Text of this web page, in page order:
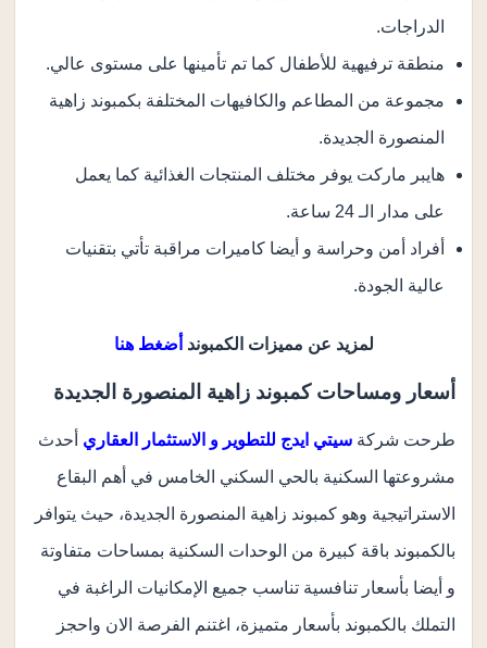
الدراجات.
منطقة ترفيهية للأطفال كما تم تأمينها على مستوى عالي.
مجموعة من المطاعم والكافيهات المختلفة بكمبوند زاهية
المنصورة الجديدة.
هايبر ماركت يوفر مختلف المنتجات الغذائية كما يعمل
على مدار الـ 24 ساعة.
أفراد أمن وحراسة و أيضا كاميرات مراقبة تأتي بتقنيات
عالية الجودة.
لمزيد عن مميزات الكمبوند أضغط هنا
أسعار ومساحات كمبوند زاهية المنصورة الجديدة
طرحت شركةسيتي ايدج للتطوير و الاستثمار العقاري أحدث
مشروعتها السكنية بالحي السكني الخامس في أهم البقاع
الاستراتيجية وهو كمبوند زاهية المنصورة الجديدة، حيث يتوافر
بالكمبوند باقة كبيرة من الوحدات السكنية بمساحات متفاوتة
و أيضا بأسعار تنافسية تناسب جميع الإمكانيات الراغبة في
التملك بالكمبوند بأسعار متميزة، اغتنم الفرصة الان واحجز